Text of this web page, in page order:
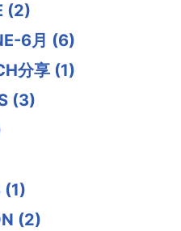
(2)
6月 (6)
分享 (1)
(3)
(1)
(2)